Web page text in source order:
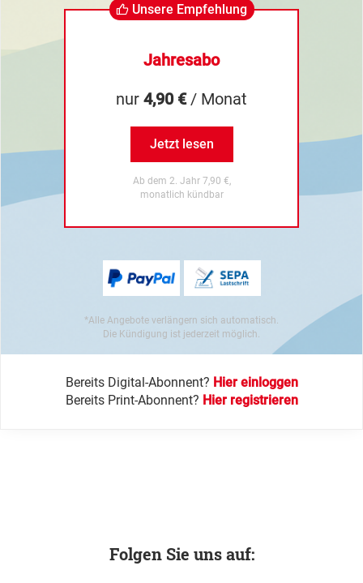
Unsere Empfehlung
Jahresabo
nur 4,90 €/ Monat
Jetzt lesen
Ab dem 2. Jahr 7,90 €,
monatlich kündbar
*Alle Angebote verlängern sich automatisch.
Die Kündigung ist jederzeit möglich.
Bereits Digital-Abonnent? Hier einloggen
Bereits Print-Abonnent? Hier registrieren
Folgen Sie uns auf: